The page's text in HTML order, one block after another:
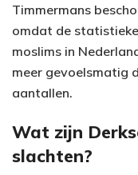
Timmermans
omdat de
moslims in
meer gevoelsmatig
aantallen.
Wat zijn
slachten?